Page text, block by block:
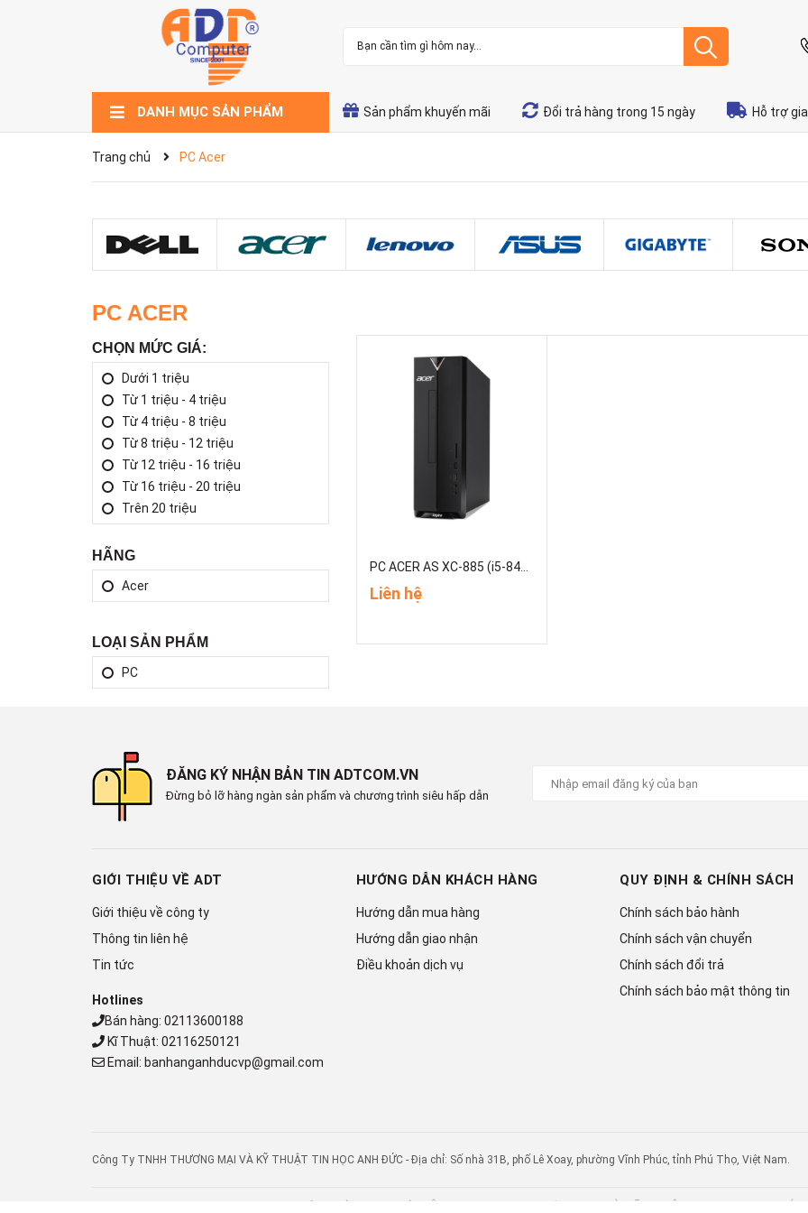
DANH MỤC SẢN PHẨM Sản phẩm khuyến mãi Đổi trả hàng trong 15 ngày Hỗ trợ
Trang chủ PC Acer
PC ACER
CHỌN MỨC GIÁ:
Dưới 1 triệu
Từ 1 triệu - 4 triệu
Từ 4 triệu - 8 triệu
Từ 8 triệu - 12 triệu
Từ 12 triệu - 16 triệu
Từ 16 triệu - 20 triệu
Trên 20 triệu
HÃNG
Acer
LOẠI SẢN PHẨM
PC
PC ACER AS XC-885 (i5-8400/4G/1TB) (DT.BAQSV.002)
Liên hệ
ĐĂNG KÝ NHẬN BẢN TIN ADTCOM.VN
Đừng bỏ lỡ hàng ngàn sản phẩm và chương trình siêu hấp dẫn
GIỚI THIỆU VỀ ADT
Giới thiệu về công ty
Thông tin liên hệ
Tin tức
Hotlines
Bán hàng: 02113600188
Kĩ Thuật: 02116250121
Email: banhanganhducvp@gmail.com
HƯỚNG DẪN KHÁCH HÀNG
Hướng dẫn mua hàng
Hướng dẫn giao nhận
Điều khoản dịch vụ
QUY ĐỊNH & CHÍNH SÁCH
Chính sách bảo hành
Chính sách vận chuyển
Chính sách đổi trả
Chính sách bảo mật thông tin
Công Ty TNHH THƯƠNG MẠI VÀ KỸ THUẬT TIN HỌC ANH ĐỨC - Địa chỉ: Số nhà 31B, phố Lê Xoay, phường Vĩnh Phúc, tỉnh Phú Thọ, Việt Nam.
© Bản quyền thuộc về CÔNG TY TNHH THƯƠNG MẠI VÀ KỸ THUẬT TIN HỌC ANH ĐỨC